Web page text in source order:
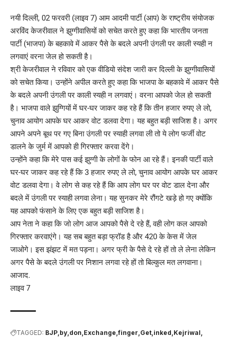
नयी दिल्ली, 02 फरवरी (लाइव 7) आम आदमी पार्टी (आप) के राष्ट्रीय संयोजक
अरविंद केजरीवाल ने झुग्गीवासियों को सचेत करते हुए कहा कि भारतीय जनता
पार्टी (भाजपा) के बहकावे में आकर पैसे के बदले अपनी उंगली पर काली स्यही न
लगवाएं वरना जेल हो सकती है।
श्री केजरीवाल ने रविवार को एक वीडियो संदेश जारी कर दिल्ली के झुग्गीवासियों
को सचेत किया। उन्होंने अपील करते हुए कहा कि भाजपा के बहकावे में आकर पैसे
के बदले अपनी उंगली पर काली स्यही न लगवाएं। वरना आपको जेल हो सकती
है। भाजपा वाले झुग्गियों में घर-घर जाकर कह रहे हैं कि तीन हजार रुपए ले लो,
चुनाव आयोग आपके घर आकर वोट डलवा देगा। यह बहुत बड़ी साजिश है। अगर
आपने अपने बूथ पर गए बिना उंगली पर स्याही लगवा ली तो ये लोग फर्जी वोट
डालने के जुर्म में आपको ही गिरफ्तार करवा देंगे।
उन्होंने कहा कि मेरे पास कई झुग्गी के लोगों के फोन आ रहे हैं। इनकी पार्टी वाले
घर-घर जाकर कह रहे हैं कि 3 हजार रुपए ले लो, चुनाव आयोग आपके घर आकर
वोट डलवा देगा। वे लोग से कह रहे हैं कि आप लोग घर पर वोट डाल देना और
बदले में उंगली पर स्याही लगवा लेना। यह सुनकर मेरे रौंगटे खड़े हो गए क्योंकि
यह आपको फंसाने के लिए एक बहुत बड़ी साजिश है।
आप नेता ने कहा कि जो लोग आज आपको पैसे दे रहे हैं, वही लोग कल आपको
गिरफ्तार करवाएंगे। यह सब बहुत बड़ा फ्रॉड है और 420 के केस में जेल
जाओगे। इस झंझट में मत पड़ना। अगर फ्री के पैसे दे रहे हों तो ले लेना लेकिन
अगर पैसे के बदले उंगली पर निशान लगवा रहे हों तो बिल्कुल मत लगवाना।
आजाद.
लाइव 7
TAGGED: BJP by don Exchange finger Get inked Kejriwal